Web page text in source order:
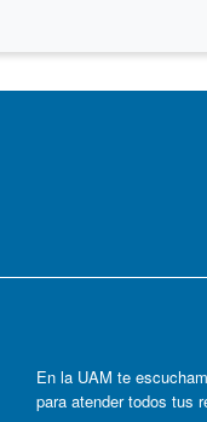
En la UAM te
para atender todos tus